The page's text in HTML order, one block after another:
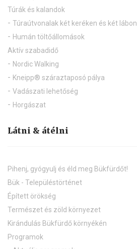
Túrák és kalandok
Túraútvonalak két keréken és két lábon
Humán töltőállomások
Aktív szabadidő
Nordic Walking
Kneipp® száraztaposó pálya
Vadászati lehetőség
Horgászat
Látni & átélni
Pihenj, gyógyulj és éld meg Bükfürdőt!
Bük - Településtörténet
Épített örökség
Természet és zöld környezet
Kirándulás Bükfürdő környékén
Programok